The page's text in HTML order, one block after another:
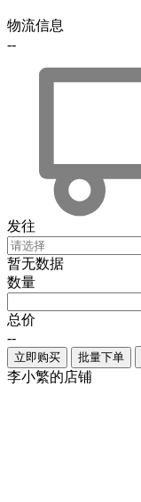
物流信息
--
发往
暂无数据
数量
总价
--
立即购买 批量下单
李小繁的店铺